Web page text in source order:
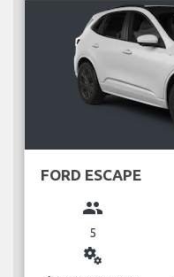
FORD ESCAPE
group
5
miscellaneous_services